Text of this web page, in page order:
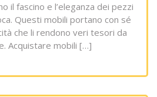
il fascino e l’eleganza dei pezzi
Questi mobili portano con sé
che li rendono veri tesori da
Acquistare mobili […]